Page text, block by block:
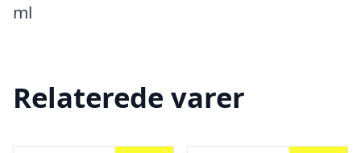
ml
Relaterede varer